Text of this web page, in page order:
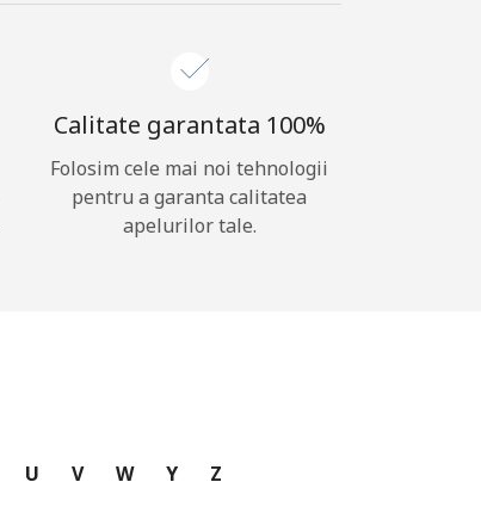
Calitate garantata 100%
Folosim cele mai noi tehnologii
pentru a garanta calitatea
apelurilor tale.
U V W Y Z